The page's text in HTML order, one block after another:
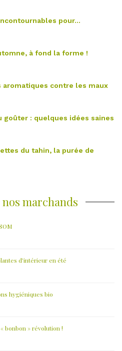
pour…
à fond la forme !
aromatiques contre les maux
goûter : quelques idées saines
du tahin, la purée de
marchands
d’intérieur en été
hygiéniques bio
bonbon » révolution !